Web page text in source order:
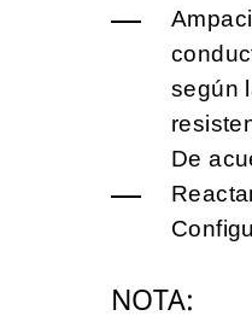
según
De
NOTA: